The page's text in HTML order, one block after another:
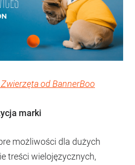
od BannerBoo
marki
możliwości dla dużych
treści wielojęzycznych,